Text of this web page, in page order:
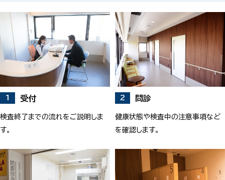
受付
検査終了までの流れをご説明しま
す。
問診
健康状態や検査中の注意事項など
を確認します。